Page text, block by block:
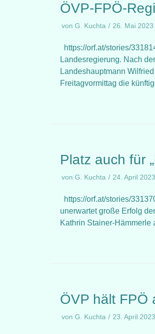
ÖVP-FPÖ-
von G. Kuchta 26. Mai 2023
https://orf.at/stories/
Landesregierung. Nach
Landeshauptmann
Freitagvormittag die
Platz auch für
von G. Kuchta 24. April 2023
https://orf.at/stories/
unerwartet große Erfolg
Kathrin Stainer-
ÖVP hält FPÖ
von G. Kuchta 23. April 2023